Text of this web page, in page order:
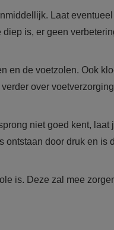
Laat
is, er geen
en de voetzolen. Ook
over
niet goed kent, laat
ontstaan door druk en is
is. Deze zal mee